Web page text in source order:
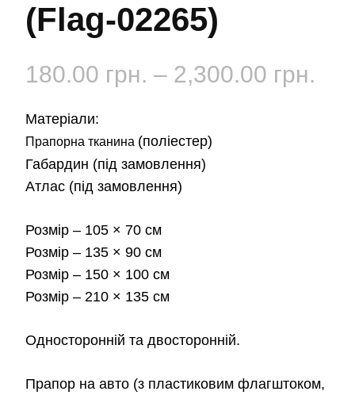
(Flag-02265)
180.00 грн. – 2,300.00 грн.
Матеріали:
Прапорна тканина (поліестер)
Габардин (під замовлення)
Атлас (під замовлення)
Розмір – 105 × 70 см
Розмір – 135 × 90 см
Розмір – 150 × 100 см
Розмір – 210 × 135 см
Односторонній та двосторонній.
Прапор на авто (з пластиковим флагштоком,